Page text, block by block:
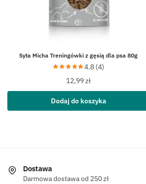
Syta Micha Treningówki z gęsią dla psa 80g
4.8 (4)
12,99zł
Dodaj do koszyka
Dostawa
Darmowa dostawa od 250 zł